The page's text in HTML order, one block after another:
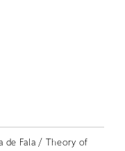
de Fala / Theory of